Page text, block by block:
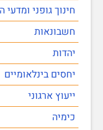
חינוך גופני
חשבונאות
יהדות
יחסים בינלאומיים
ייעוץ ארגוני
כימיה